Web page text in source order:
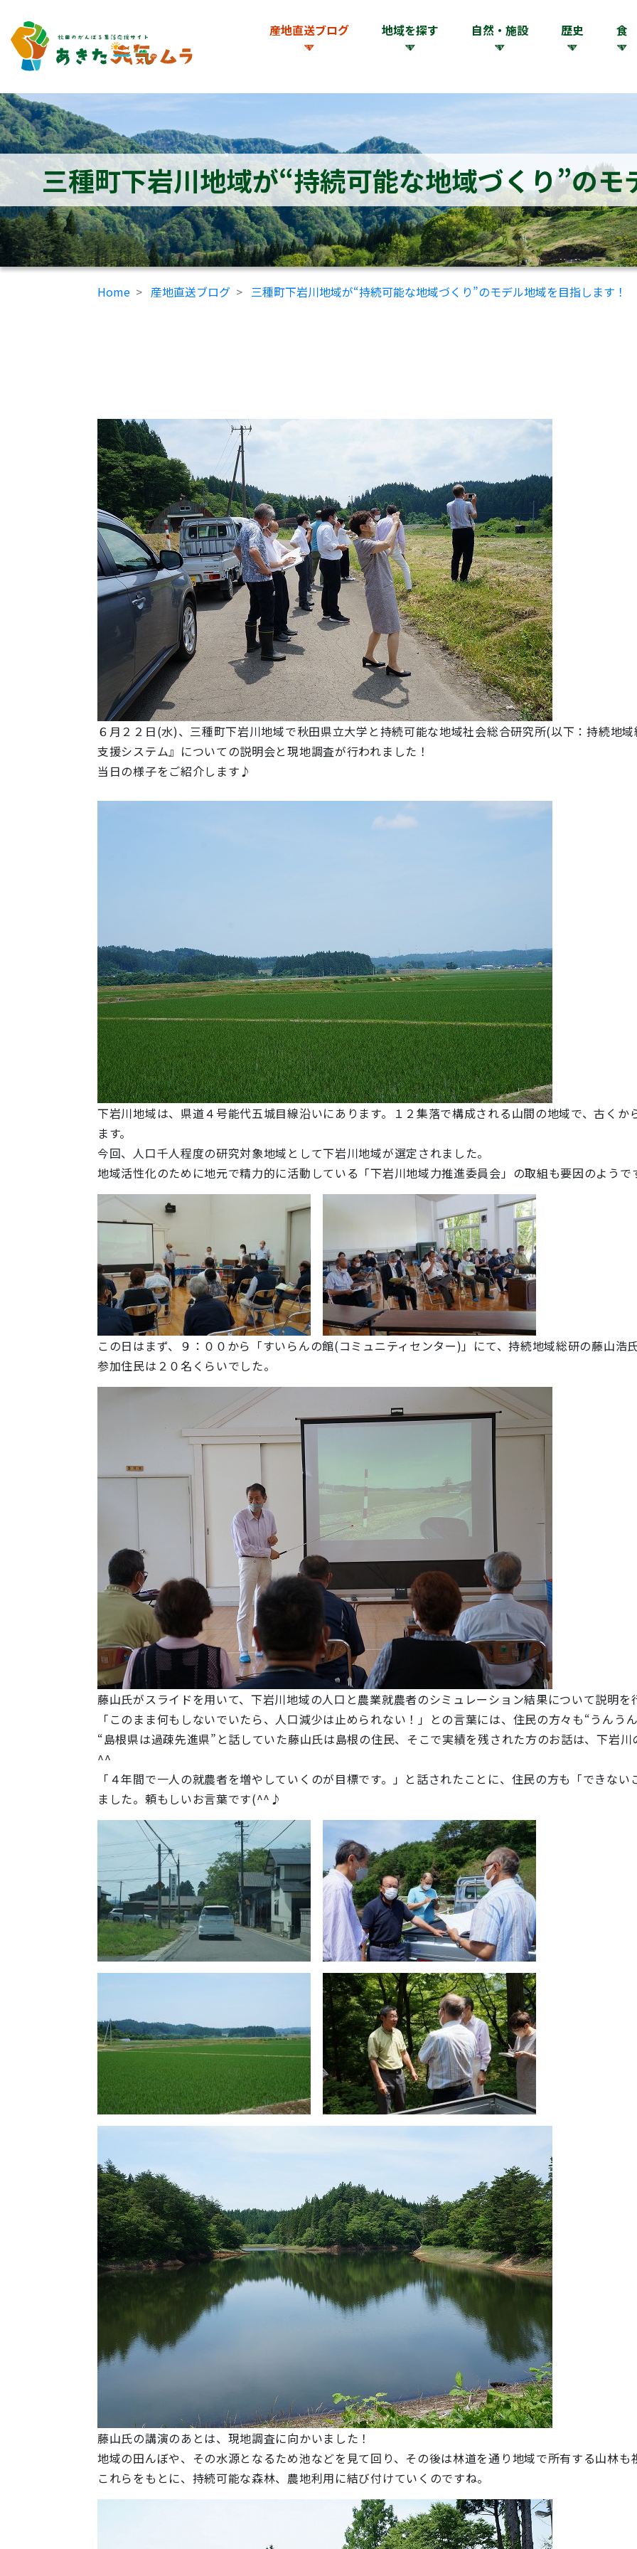
産地直送ブログ 地域を探す 自然・施設 歴史 食
三種町下岩川地域が“持続可能な地域づくり”の
Home 産地直送ブログ 三種町下岩川地域が“持続可能な地域づくり”のモデル地域を目指します！
６月２２日(水)、三種町下岩川地域で秋田県立大学と持続可能な地域社会総合研究所(以下：持続地
支援システム』についての説明会と現地調査が行われました！
当日の様子をご紹介します♪
下岩川地域は、県道４号能代五城目線沿いにあります。１２集落で構成される山間の地域で、古く
ます。
今回、人口千人程度の研究対象地域として下岩川地域が選定されました。
地域活性化のために地元で精力的に活動している「下岩川地域力推進委員会」の取組も要因のようで
この日はまず、９：００から「すいらんの館(コミュニティセンター)」にて、持続地域総研の藤山浩
参加住民は２０名くらいでした。
藤山氏がスライドを用いて、下岩川地域の人口と農業就農者のシミュレーション結果について説明を
「このまま何もしないでいたら、人口減少は止められない！」との言葉には、住民の方々も“うん
“島根県は過疎先進県”と話していた藤山氏は島根の住民、そこで実績を残された方のお話は、下岩川
^^
「４年間で一人の就農者を増やしていくのが目標です。」と話されたことに、住民の方も「できな
ました。頼もしいお言葉です(^^♪
藤山氏の講演のあとは、現地調査に向かいました！
地域の田んぼや、その水源となるため池などを見て回り、その後は林道を通り地域で所有する山林も
これらをもとに、持続可能な森林、農地利用に結び付けていくのですね。